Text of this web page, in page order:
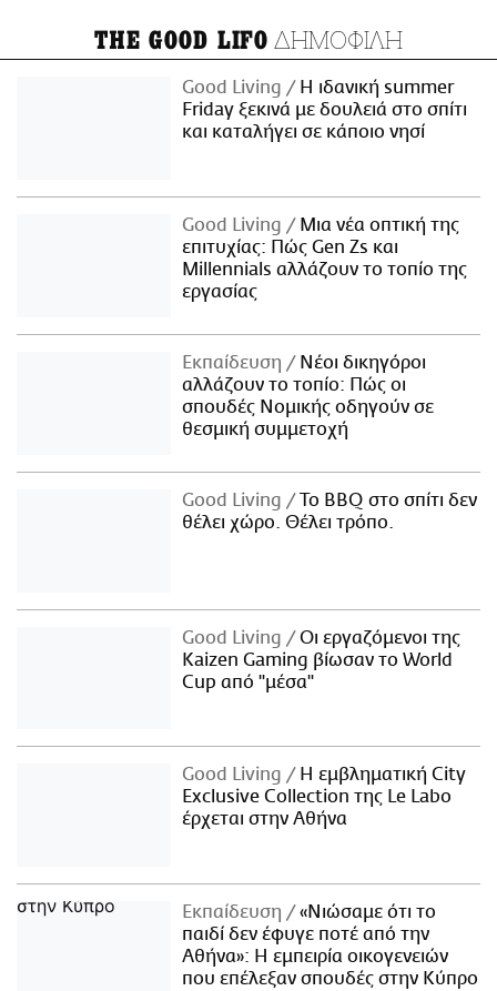
THE GOOD LIFO ΔΗΜΟΦΙΛΗ
Good Living
Η ιδανική summer
Friday ξεκινά με δουλειά στο σπίτι
και καταλήγει σε κάποιο νησί
Good Living
Μια νέα οπτική της
επιτυχίας: Πώς Gen Zs και
Millennials αλλάζουν το τοπίο της
εργασίας
Εκπαίδευση
Νέοι δικηγόροι
αλλάζουν το τοπίο: Πώς οι
σπουδές Νομικής οδηγούν σε
θεσμική συμμετοχή
Good Living
Το BBQ στο σπίτι δεν
θέλει χώρο. Θέλει τρόπο.
Good Living
Οι εργαζόμενοι της
Kaizen Gaming βίωσαν το World
Cup από "μέσα"
Good Living
Η εμβληματική City
Exclusive Collection της Le Labo
έρχεται στην Αθήνα
Εκπαίδευση
«Νιώσαμε ότι το
παιδί δεν έφυγε ποτέ από την
Αθήνα»: Η εμπειρία οικογενειών
που επέλεξαν σπουδές στην Κύπρο